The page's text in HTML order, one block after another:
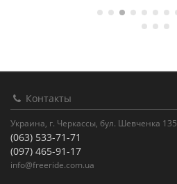
Контакты
Украина, г. Черкассы, бул. Шевченка 135
(063) 533-71-71
(097) 465-91-17
info@freeride.com.ua